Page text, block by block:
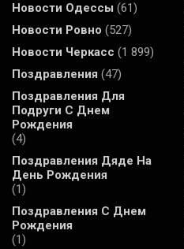
Новости Одессы (61)
Новости Ровно (527)
Новости Черкасс (1 899)
Поздравления (47)
Поздравления Для
Подруги С Днем
Рождения
(4)
Поздравления Дяде На
День Рождения
(1)
Поздравления С Днем
Рождения
(1)